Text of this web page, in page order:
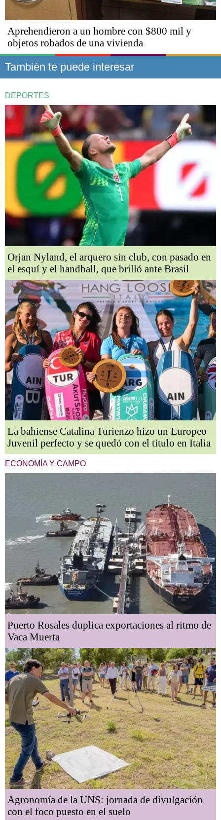
Aprehendieron a un hombre con $800 mil y
objetos robados de una vivienda
También te puede interesar
DEPORTES
Orjan Nyland, el arquero sin club, con pasado en
el esquí y el handball, que brilló ante Brasil
La bahiense Catalina Turienzo hizo un Europeo
Juvenil perfecto y se quedó con el título en Italia
ECONOMÍA Y CAMPO
Puerto Rosales duplica exportaciones al ritmo de
Vaca Muerta
Agronomía de la UNS: jornada de divulgación
con el foco puesto en el suelo